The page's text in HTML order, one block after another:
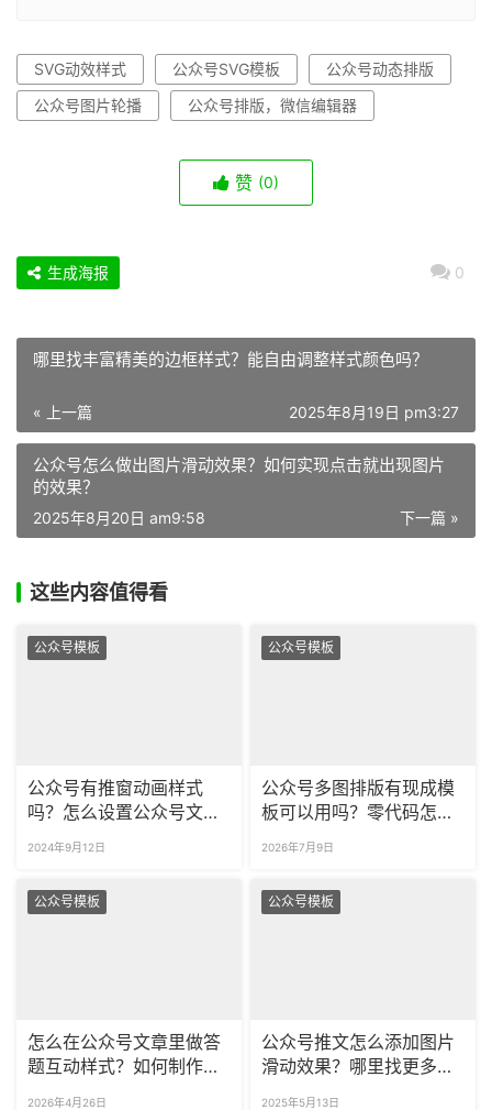
SVG动效样式 公众号SVG模板
公众号动态排版
公众号图片轮播
公众号排版，微信编辑器
赞 (0)
0
生成海报
哪里找丰富精美的边框样式？能自由调整样式颜色吗？
« 上一篇 2025年8月19日 pm3:27
公众号怎么做出图片滑动效果？如何实现点击就出现图片
的效果？
下一篇 »
2025年8月20日 am9:58
这些内容值得看
公众号模板
公众号有推窗动画样式
吗？怎么设置公众号文章
2024年9月12日
公众号模板
公众号多图排版有现成模
板可以用吗？零代码怎么
2026年7月9日
公众号模板
怎么在公众号文章里做答
题互动样式？如何制作公
2026年4月26日
公众号模板
公众号推文怎么添加图片
滑动效果？哪里找更多样
2025年5月13日